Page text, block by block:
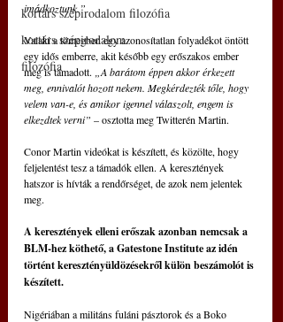
kortárs szépirodalom filozófia
kortárs szépirodalom
filozófia
imádkoztunk.”
Valaki a tömegben egy azonosítatlan folyadékot öntött
egy idős emberre, akit később egy erőszakos ember
meg is támadott.
„A barátom éppen akkor érkezett
meg, ennivalót hozott nekem. Megkérdezték tőle, hogy
velem van-e, és amikor igennel válaszolt, engem is
elkezdtek verni” – osztotta meg Twitterén Martin.
Conor Martin videókat is készített, és közölte, hogy
feljelentést tesz a támadók ellen. A keresztények
hatszor is hívták a rendőrséget, de azok nem jelentek
meg.
A keresztények elleni erőszak azonban nemcsak a
BLM-hez köthető, a Gatestone Institute az idén
történt keresztényüldözésekről külön beszámolót is
készített.
Nigériában a militáns fuláni pásztorok és a Boko